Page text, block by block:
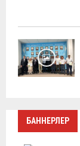
БАННЕРЛЕР